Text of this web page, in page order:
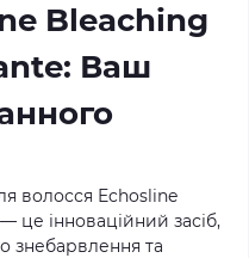
Bleaching
Ваш
волосся Echosline
це інноваційний засіб,
знебарвлення та